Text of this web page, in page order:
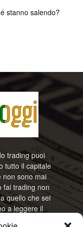
stanno salendo?
trading puoi
tutto il capitale
non sono mai
fai trading non
quello che sei
a leggere il